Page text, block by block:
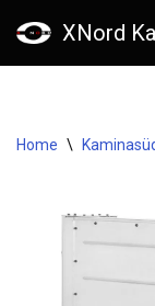
XNord
Home \